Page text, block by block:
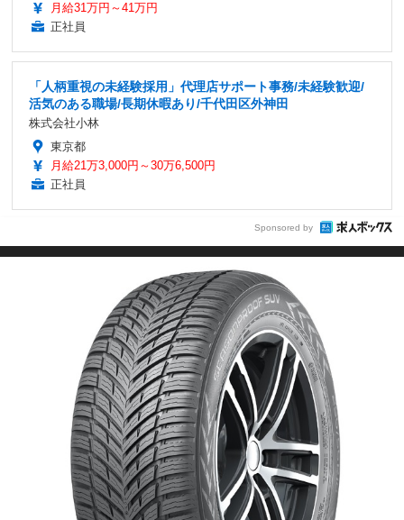
月給31万円～41万円
正社員
「人柄重視の未経験採用」代理店サポート事務/未経験歓迎/
活気のある職場/長期休暇あり/千代田区外神田
株式会社小林
東京都
月給21万3,000円～30万6,500円
正社員
Sponsored by